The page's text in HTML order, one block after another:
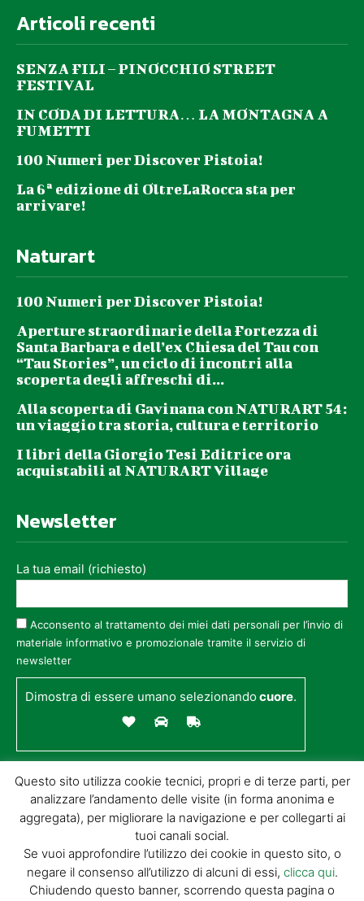
Articoli recenti
SENZA FILI – PINOCCHIO STREET
FESTIVAL
IN CODA DI LETTURA… LA MONTAGNA A
FUMETTI
100 Numeri per Discover Pistoia!
La 6ª edizione di OltreLaRocca sta per
arrivare!
Naturart
100 Numeri per Discover Pistoia!
Aperture straordinarie della Fortezza di
Santa Barbara e dell’ex Chiesa del Tau con
“Tau Stories”, un ciclo di incontri alla
scoperta degli affreschi di...
Alla scoperta di Gavinana con NATURART 54:
un viaggio tra storia, cultura e territorio
I libri della Giorgio Tesi Editrice ora
acquistabili al NATURART Village
Newsletter
La tua email (richiesto)
Acconsento al trattamento dei miei dati personali per l’invio di
materiale informativo e promozionale tramite il servizio di
newsletter
Dimostra di essere umano selezionandocuore.
© GIORGIO TESI EDITRICE S.R.L. | P.IVA
Questo sito utilizza cookie tecnici, propri e di terze parti, per
analizzare l’andamento delle visite (in forma anonima e
aggregata), per migliorare la navigazione e per collegarti ai
tuoi canali social.
Se vuoi approfondire l’utilizzo dei cookie in questo sito, o
negare il consenso all’utilizzo di alcuni di essi, clicca qui.
Chiudendo questo banner, scorrendo questa pagina o